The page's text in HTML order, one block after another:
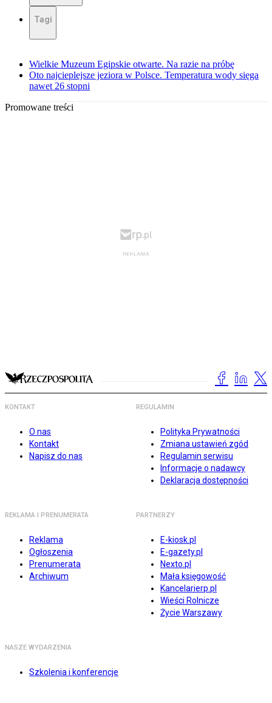
Tagi
Wielkie Muzeum Egipskie otwarte. Na razie na próbę
Oto najcieplejsze jeziora w Polsce. Temperatura wody sięga
nawet 26 stopni
Promowane treści
KONTAKT
O nas
Kontakt
Napisz do nas
REGULAMIN
Polityka Prywatności
Zmiana ustawień zgód
Regulamin serwisu
Informacje o nadawcy
Deklaracja dostępności
REKLAMA I PRENUMERATA
Reklama
Ogłoszenia
Prenumerata
Archiwum
PARTNERZY
E-kiosk.pl
E-gazety.pl
Nexto.pl
Mała księgowość
Kancelarierp.pl
Wieści Rolnicze
Życie Warszawy
NASZE WYDARZENIA
Szkolenia i konferencje